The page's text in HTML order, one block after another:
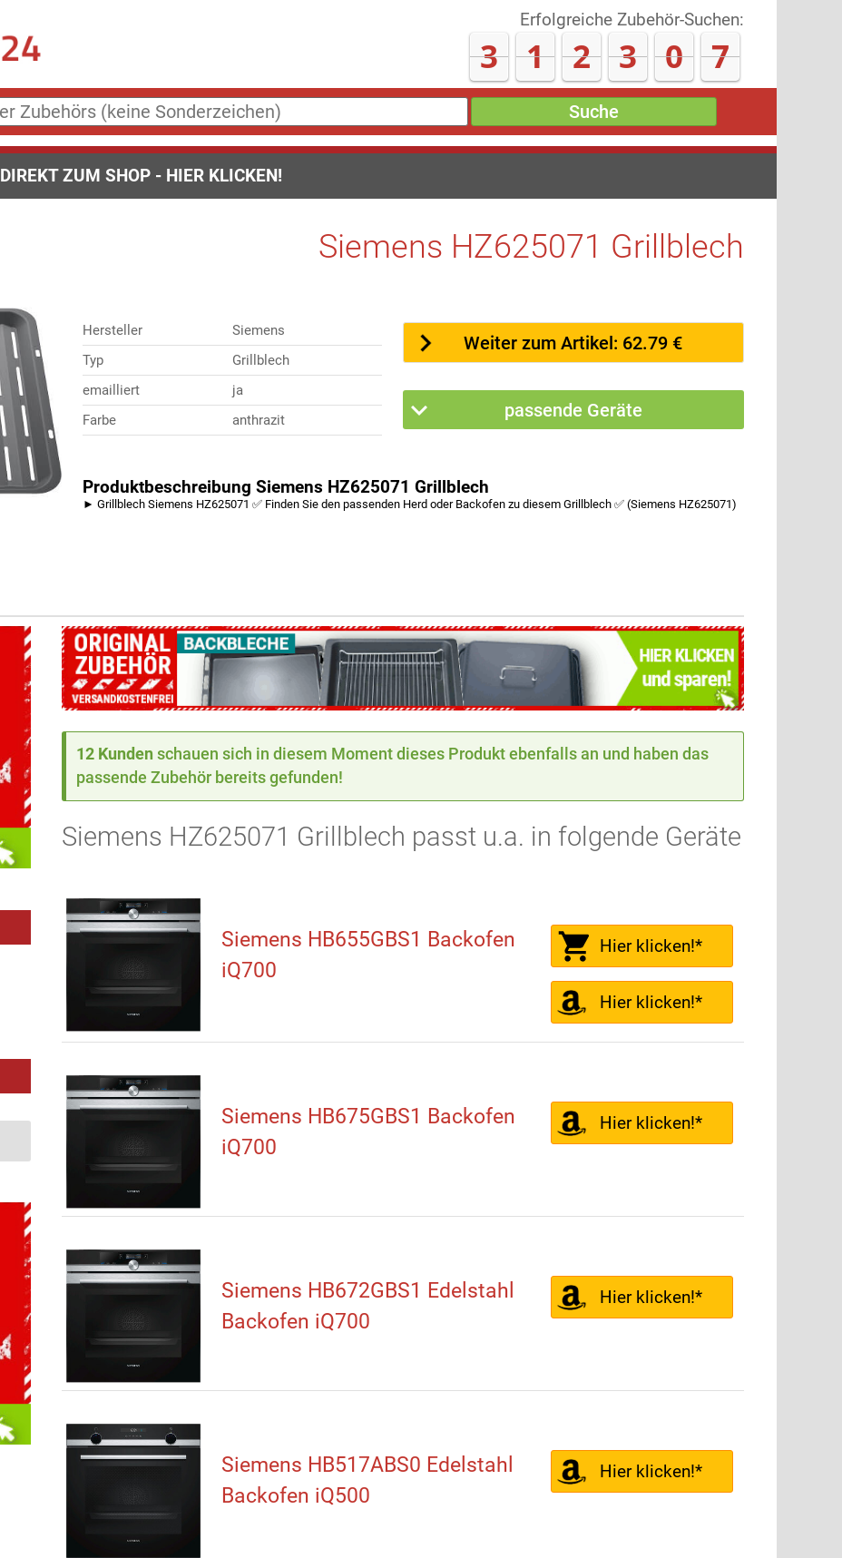
Erfolgreiche Zubehör-Suchen:
3 1 2 3 1 7
Suche
DIREKT ZUM SHOP - HIER KLICKEN!
Siemens HZ625071 Grillblech
Hersteller
Siemens
Typ
Grillblech
emailliert
ja
Farbe
anthrazit
Weiter zum Artikel: 62.79 €
passende Geräte
Produktbeschreibung Siemens HZ625071 Grillblech
► Grillblech Siemens HZ625071 ✅ Finden Sie den passenden Herd oder Backofen zu diesem Grillblech ✅ (Siemens HZ625071)
12 Kunden schauen sich in diesem Moment dieses Produkt ebenfalls an und haben das
passende Zubehör bereits gefunden!
Siemens HZ625071 Grillblech passt u.a. in folgende Geräte
Siemens HB655GBS1 Backofen
iQ700
Hier klicken!*
Hier klicken!*
Siemens HB675GBS1 Backofen
iQ700
Hier klicken!*
Siemens HB672GBS1 Edelstahl
Backofen iQ700
Hier klicken!*
Siemens HB517ABS0 Edelstahl
Backofen iQ500
Hier klicken!*